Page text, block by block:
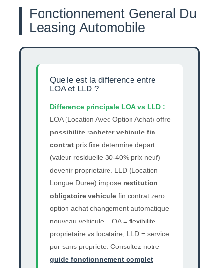
Fonctionnement General Du
Leasing Automobile
Quelle est la difference entre
LOA et LLD ?
Difference principale LOA vs LLD :
LOA (Location Avec Option Achat) offre
possibilite racheter vehicule fin
contrat prix fixe determine depart
(valeur residuelle 30-40% prix neuf)
devenir proprietaire. LLD (Location
Longue Duree) impose restitution
obligatoire vehicule fin contrat zero
option achat changement automatique
nouveau vehicule. LOA = flexibilite
proprietaire vs locataire, LLD = service
pur sans propriete. Consultez notre
guide fonctionnement complet